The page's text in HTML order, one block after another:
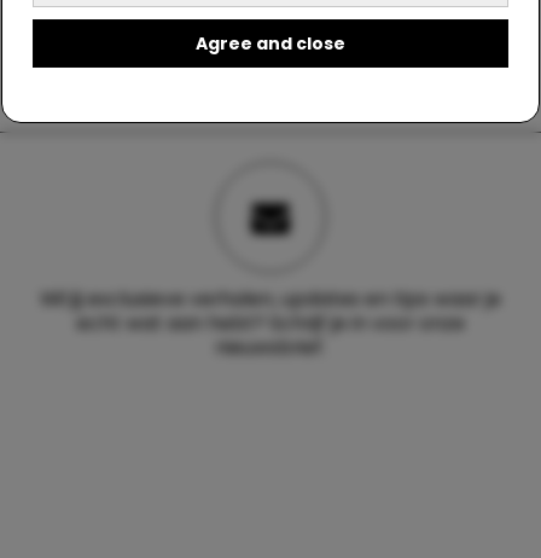
Agree and close
Wil jij exclusieve verhalen, updates en tips waar je
echt wat aan hebt? Schrijf je in voor onze
nieuwsbrief.